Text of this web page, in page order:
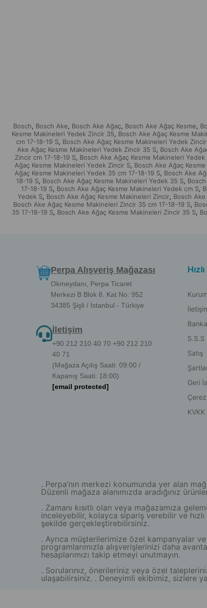
Bosch, Bosch Ake, Bosch Ake Ağaç, Bosch Ake Ağaç Kesme,
Kesme Makineleri Yedek Zincir 35, Bosch Ake Ağaç Kesme
cm 17-18-19 S, Bosch Ake Ağaç Kesme Makineleri Yedek
Ake Ağaç Kesme Makineleri Yedek Zincir 35 S, Bosch Ake
Zincir cm 17-18-19 S, Bosch Ake Ağaç Kesme Makineleri Yedek
Ağaç Kesme Makineleri Yedek Zincir S, Bosch Ake Ağaç
Ağaç Kesme Makineleri Yedek 35 cm 17-18-19 S, Bosch Ake
18-19 S, Bosch Ake Ağaç Kesme Makineleri Yedek 35 S,
17-18-19 S, Bosch Ake Ağaç Kesme Makineleri Yedek cm S,
Yedek S, Bosch Ake Ağaç Kesme Makineleri Zincir, Bosch
Bosch Ake Ağaç Kesme Makineleri Zincir 35 cm 17-18-19 S,
35 17-18-19 S, Bosch Ake Ağaç Kesme Makineleri Zincir 35 S,
Perpa Alışveriş Mağazası
Okmeydanı, Perpa Ticaret
Merkezi B Blok 8. Kat No: 952
34385 Şişli / İstanbul - Türkiye
İletişim
+90 212 210 40 70 +90 212 210
40 71
(Mağaza Açılış Saati: 09:00 /
Kapanış Saati: 18:00)
[email protected]
S.S.S
Satış
Geri
. Perpa’nın merkezi konumunda yer alan
Düzenli mağaza alanımızda aradığınız
. Zamanı kısıtlı olan veya mağazamıza
inceleyebilir, kolayca sipariş verebilir ve
şekilde gerçekleştirebilirsiniz.
. Ayrıca müşterilerimize özel kampanyalar
programlarımızla alışverişlerinizi daha
hesaplarımızı takip etmeyi unutmayın.
. Sorularınız, önerileriniz veya özel
ulaşabilirsiniz. . Deneyimli ekibimiz, sizlere